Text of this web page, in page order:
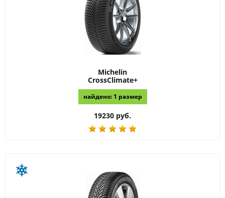
Michelin
CrossClimate+
найдено: 1 размер
19230 руб.